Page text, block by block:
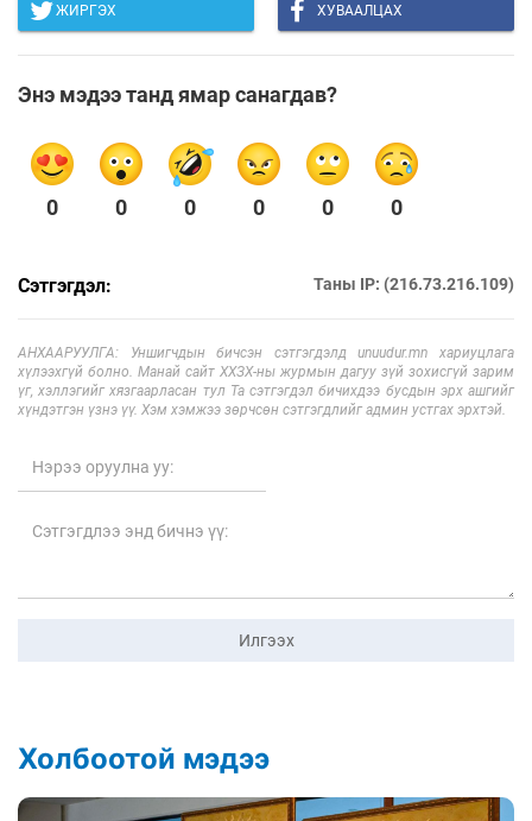
ЖИРГЭХ ХУВААЛЦАХ
Энэ мэдээ танд ямар санагдав?
0 0 0 0 0 0
Сэтгэгдэл: Таны IP: (216.73.216.109)
АНХААРУУЛГА: Уншигчдын бичсэн сэтгэгдэлд unuudur.mn хариуцлага
хүлээхгүй болно. Манай сайт ХХЗХ-ны журмын дагуу зүй зохисгүй зарим
үг, хэллэгийг хязгаарласан тул Та сэтгэгдэл бичихдээ бусдын эрх ашгийг
хүндэтгэн үзнэ үү. Хэм хэмжээ зөрчсөн сэтгэгдлийг админ устгах эрхтэй.
Илгээх
Холбоотой мэдээ